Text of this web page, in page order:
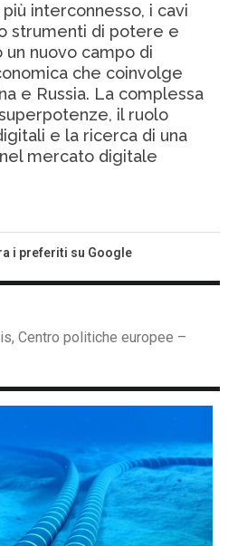
interconnesso, i cavi
strumenti di potere e
nuovo campo di
che coinvolge
e Russia. La complessa
il ruolo
e la ricerca di una
mercato digitale
i preferiti su Google
Centro politiche europee –